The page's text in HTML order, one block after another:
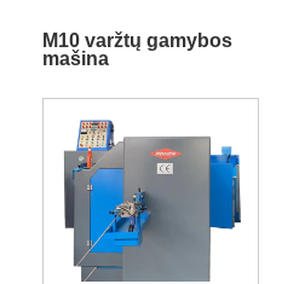
M10 varžtų gamybos
mašina